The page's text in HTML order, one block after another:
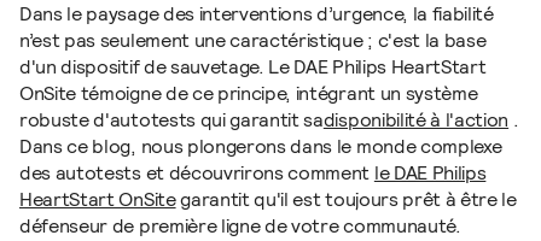
Dans le paysage des interventions d’urgence, la fiabilité
n’est pas seulement une caractéristique ; c'est la base
d'un dispositif de sauvetage. Le DAE Philips HeartStart
OnSite témoigne de ce principe, intégrant un système
robuste d'autotests qui garantit sadisponibilité à l'action .
Dans ce blog, nous plongerons dans le monde complexe
des autotests et découvrirons comment le DAE Philips
HeartStart OnSitegarantit qu'il est toujours prêt à être le
défenseur de première ligne de votre communauté.